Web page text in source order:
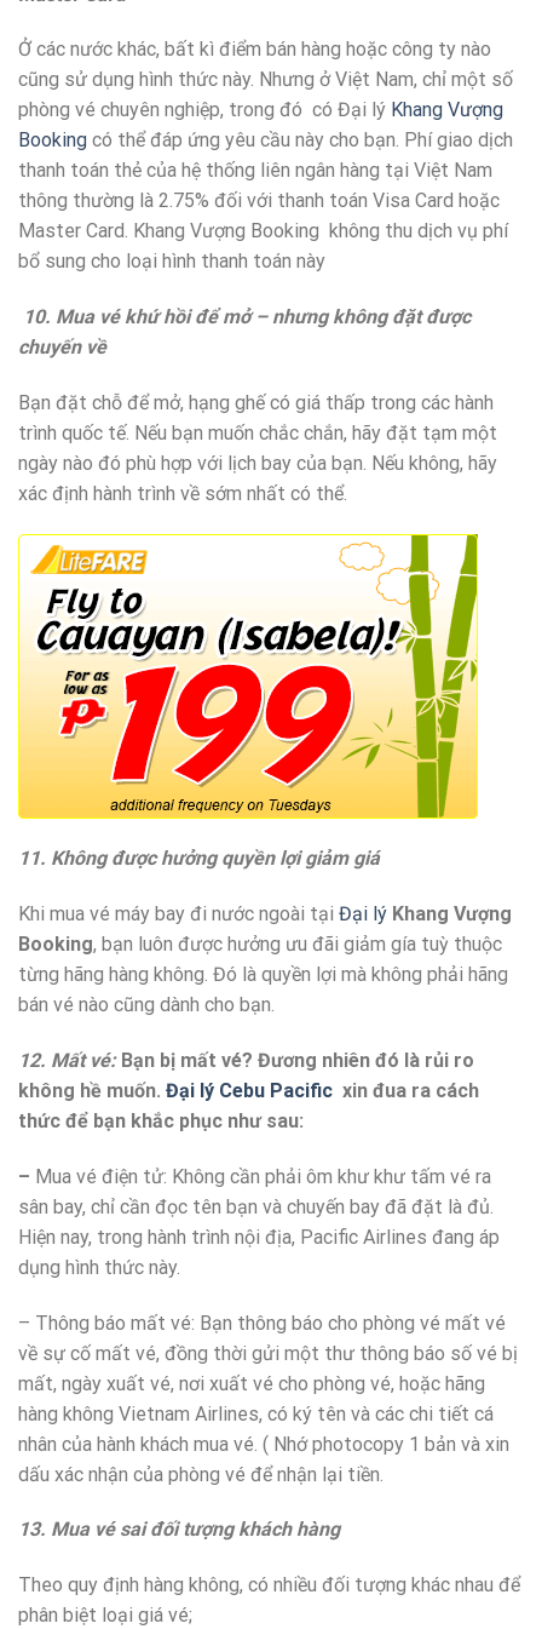
Ở các nước khác, bất kì điểm bán hàng hoặc công ty nào
cũng sử dụng hình thức này. Nhưng ở Việt Nam, chỉ một số
phòng vé chuyên nghiệp, trong đó có Đại lý Khang Vượng
Booking có thể đáp ứng yêu cầu này cho bạn. Phí giao dịch
thanh toán thẻ của hệ thống liên ngân hàng tại Việt Nam
thông thường là 2.75% đối với thanh toán Visa Card hoặc
Master Card. Khang Vượng Booking không thu dịch vụ phí
bổ sung cho loại hình thanh toán này
10. Mua vé khứ hồi để mở – nhưng không đặt được
chuyến về
Bạn đặt chỗ để mở, hạng ghế có giá thấp trong các hành
trình quốc tế. Nếu bạn muốn chắc chắn, hãy đặt tạm một
ngày nào đó phù hợp với lịch bay của bạn. Nếu không, hãy
xác định hành trình về sớm nhất có thể.
11. Không được hưởng quyền lợi giảm giá
Khi mua vé máy bay đi nước ngoài tại Đại lý Khang Vượng
Booking, bạn luôn được hưởng ưu đãi giảm gía tuỳ thuộc
từng hãng hàng không. Đó là quyền lợi mà không phải hãng
bán vé nào cũng dành cho bạn.
12. Mất vé: Bạn bị mất vé? Đương nhiên đó là rủi ro
không hề muốn. Đại lý Cebu Pacific xin đua ra cách
thức để bạn khắc phục như sau:
– Mua vé điện tử: Không cần phải ôm khư khư tấm vé ra
sân bay, chỉ cần đọc tên bạn và chuyến bay đã đặt là đủ.
Hiện nay, trong hành trình nội địa, Pacific Airlines đang áp
dụng hình thức này.
– Thông báo mất vé: Bạn thông báo cho phòng vé mất vé
về sự cố mất vé, đồng thời gửi một thư thông báo số vé bị
mất, ngày xuất vé, nơi xuất vé cho phòng vé, hoặc hãng
hàng không Vietnam Airlines, có ký tên và các chi tiết cá
nhân của hành khách mua vé. ( Nhớ photocopy 1 bản và xin
dấu xác nhận của phòng vé để nhận lại tiền.
13. Mua vé sai đối tượng khách hàng
Theo quy định hàng không, có nhiều đối tượng khác nhau để
phân biệt loại giá vé;